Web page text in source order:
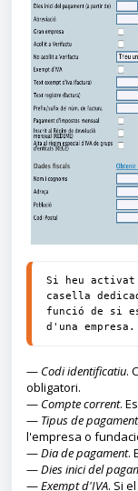
Si heu activat
casella
funció de si
d'una empresa.
— Codi identificatiu.
obligatori.
— Compte corrent.
— Tipus de pagament
l'empresa o
—Dia de pagament.
—Dies inici del
—Exempt d'IVA. Si